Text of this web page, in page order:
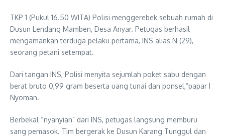
TKP 1 (Pukul 16.50 WITA) Polisi menggerebek sebuah rumah di
Dusun Lendang Mamben, Desa Anyar. Petugas berhasil
mengamankan terduga pelaku pertama, INS alias N (29),
seorang petani setempat.
Dari tangan INS, Polisi menyita sejumlah poket sabu dengan
berat bruto 0,99 gram beserta uang tunai dan ponsel,”papar I
Nyoman.
Berbekal “nyanyian” dari INS, petugas langsung memburu
sang pemasok. Tim bergerak ke Dusun Karang Tunggul dan